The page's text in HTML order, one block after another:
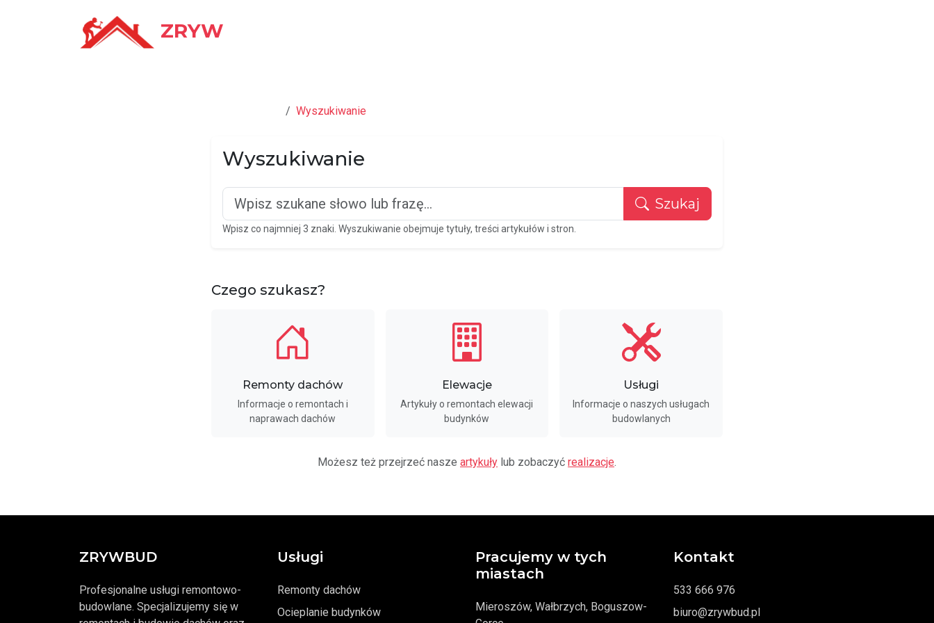
ZRYW
Wyszukiwanie
Wyszukiwanie
Szukaj
Wpisz co najmniej 3 znaki. Wyszukiwanie obejmuje tytuły, treści artykułów i stron.
Czego szukasz?
Remonty dachów
Informacje o remontach i
naprawach dachów
Elewacje
Artykuły o remontach elewacji
budynków
Usługi
Informacje o naszych usługach
budowlanych
Możesz też przejrzeć nasze artykuły lub zobaczyć realizacje.
ZRYWBUD
Profesjonalne usługi remontowo-
budowlane. Specjalizujemy się w
Usługi
Remonty dachów
Ocieplanie budynków
Pracujemy w tych
miastach
Mieroszów, Wałbrzych, Boguszow-
Kontakt
533 666 976
biuro@zrywbud.pl